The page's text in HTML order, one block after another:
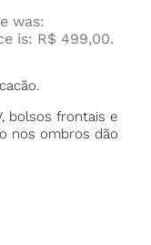
was:
is: R$ 499,00.
bolsos frontais e
nos ombros dão